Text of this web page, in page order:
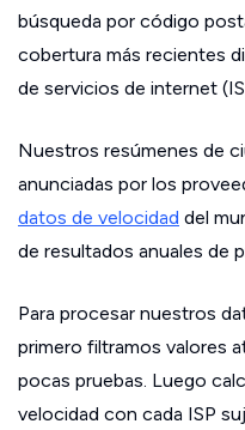
búsqueda por código
cobertura más recientes
de servicios de internet
Nuestros resúmenes de
anunciadas por los
datos de velocidad del
de resultados anuales de
Para procesar nuestros
primero filtramos valores
pocas pruebas. Luego
velocidad con cada ISP